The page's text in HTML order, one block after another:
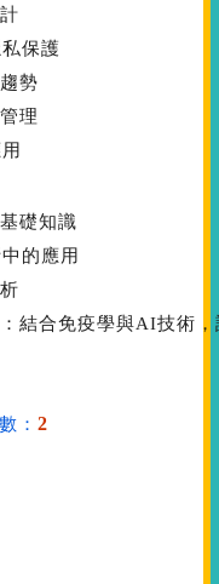
保護
勢
理
礎知識
的應用
結合免疫學與AI技術
：2